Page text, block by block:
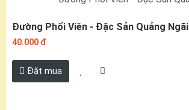
Đường Phổi Viên - Đặc Sản Quảng Ngãi
40.000 đ
Đặt mua